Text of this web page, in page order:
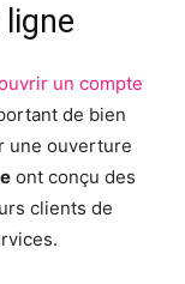
un compte
de bien
une ouverture
ont conçu des
clients de